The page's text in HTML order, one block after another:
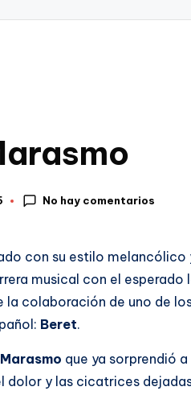
No hay comentarios
con su estilo melancólico
musical con el esperado
la colaboración de uno de
Beret.
Marasmo que ya sorprendió
dolor y las cicatrices